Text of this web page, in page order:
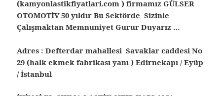
(kamyonlastikfiyatlari.com ) firmamız GÜLSER
OTOMOTİV 50 yıldır Bu Sektörde Sizinle
Çalışmaktan Memnuniyet Gurur Duyarız …
Adres : Defterdar mahallesi Savaklar caddesi No
29 (halk ekmek fabrikası yanı ) Edirnekapı / Eyüp
/ İstanbul